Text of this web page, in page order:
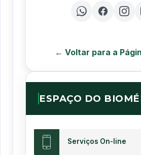
← Voltar para a
ESPAÇO DO
Serviços On-line